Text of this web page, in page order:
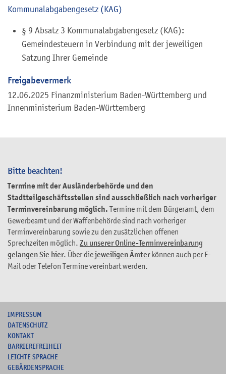
Bitte beachten!
Termine mit der Ausländerbehörde und den
Stadtteilgeschäftsstellen sind ausschließlich nach vorheriger
Terminvereinbarung möglich. Termine mit dem Bürgeramt, dem
Gewerbeamt und der Waffenbehörde sind nach vorheriger
Terminvereinbarung sowie zu den zusätzlichen offenen
Sprechzeiten möglich. Zu unserer Online-Terminvereinbarung
gelangen Sie hier. Über diejeweiligen Ämterkönnen auch per E-
Mail oder Telefon Termine vereinbart werden.
Kommunalabgabengesetz (KAG)
§ 9 Absatz 3 Kommunalabgabengesetz (KAG):
Gemeindesteuern in Verbindung mit der jeweiligen
Satzung Ihrer Gemeinde
Freigabevermerk
12.06.2025 Finanzministerium Baden-Württemberg und
Innenministerium Baden-Württemberg
IMPRESSUM
DATENSCHUTZ
KONTAKT
BARRIEREFREIHEIT
LEICHTE SPRACHE
GEBÄRDENSPRACHE